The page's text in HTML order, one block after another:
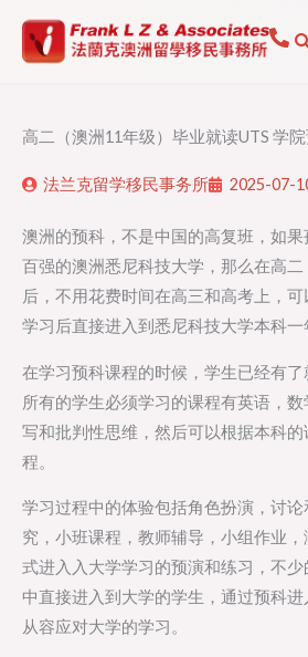
高二（澳洲11年级）毕业就读UTS 学
法兰克留学移民事务所 2025-07-
澳洲的预科，不是中国的高复班，如
百强的澳洲悉尼科技大学，那么在高
后，不用花费时间在高三和高考上，
学习后直接进入到悉尼科技大学本科一
在学习预科课程的时候，学生已经有了
所有的学生必须学习的课程有英语，
写和批判性思维，然后可以根据本科
程。
学习过程中的体验包括角色扮演，讨
究，小班课程，教师辅导，小组作业
式进入入大学学习的预演和练习，不
中直接进入到大学的学生，通过预科
从容应对大学的学习。